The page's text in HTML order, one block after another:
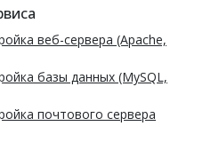
веб-сервера (Apache,
базы данных (MySQL,
почтового сервера